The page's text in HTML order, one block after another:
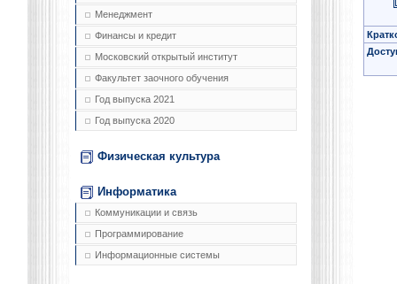
Менеджмент
Финансы и кредит
Московский открытый институт
Факультет заочного обучения
Год выпуска 2021
Год выпуска 2020
Физическая культура
Информатика
Коммуникации и связь
Программирование
Информационные системы